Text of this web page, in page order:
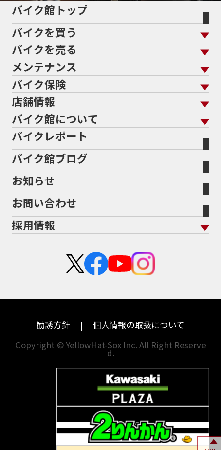
バイク館トップ
バイクを買う
バイクを買う トップ
バイクを探す
メーカーから探す
色から探す
スタイルから探す
排気量から探す
地域から探す
走行距離から探す
中古車から探す
バイクを売る
バイクを売る トップ
バイク館買取の強み
バイクを高く売るコツ
バイク買取の流れ
全国展開の強み
よくあるご質問
バイク買取強化車両
オンライン査定フォーム
メーカー別買取相場・
ヤマハ
ホンダ
スズキ
ハーレーダビッドソン
ドゥカティ
トライアンフ
アプリリア
KTM
モトグッツイ
MVアグスタ
他海外ﾒｰｶｰ
メンテナンス
メンテナンス トップ
バイク点検
バイク車検
Bikeep
プロテクションフィルム
バイク保険
バイク保険 トップ
自賠責保険
任意保険
バイク保険無料見積り（現在未加入の方）
バイク保険無料見積り（他社でご加入の方）
盗難保険
店舗情報
店舗情報 トップ
北海道
宮城
福島
茨城
栃木
兵庫
福岡
長崎
熊本
バイク館について
バイク館について トップ
バイク館が選ばれる理由
会社概要
沿革
二輪公正取引協議会加盟店
バイクレポート
バイク館ブログ
お知らせ
お問い合わせ
採用情報
中途採用・アルバイト
勧誘方針
個人情報の取扱について
Copyright © YellowHat-Sox Inc. All Right Reserve
d.